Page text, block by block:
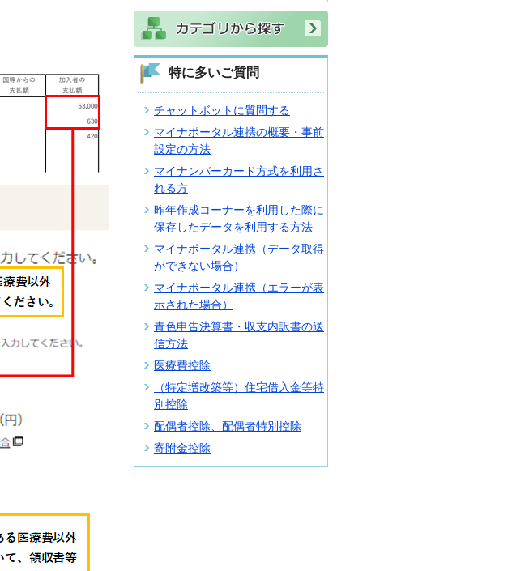
特に多いご質問
チャットボットに質問する
マイナポータル連携の概要・事前
設定の方法
マイナンバーカード方式を利用さ
れる方
昨年作成コーナーを利用した際に
保存したデータを利用する方法
マイナポータル連携（データ取得
ができない場合）
マイナポータル連携（エラーが表
示された場合）
青色申告決算書・収支内訳書の送
信方法
医療費控除
（特定増改築等）住宅借入金等特
別控除
配偶者控除、配偶者特別控除
寄附金控除